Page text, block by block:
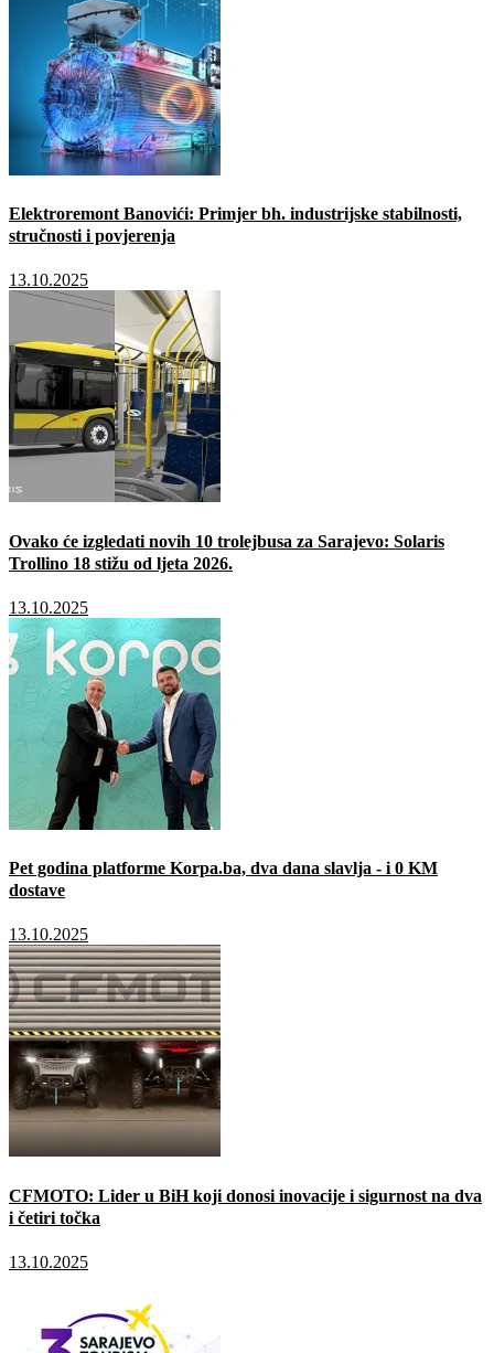
Elektroremont Banovići: Primjer bh. industrijske stabilnosti,
stručnosti i povjerenja
13.10.2025
Ovako će izgledati novih 10 trolejbusa za Sarajevo: Solaris
Trollino 18 stižu od ljeta 2026.
13.10.2025
Pet godina platforme Korpa.ba, dva dana slavlja - i 0 KM
dostave
13.10.2025
CFMOTO: Lider u BiH koji donosi inovacije i sigurnost na dva
i četiri točka
13.10.2025